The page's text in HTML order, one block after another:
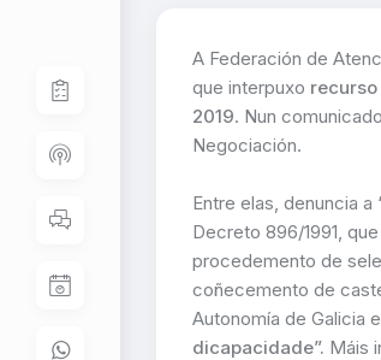
A Federación de
que interpuxo
2019. Nun
Negociación.
Entre elas, denuncia
Decreto 896/1991,
procedemento de
coñecemento de
Autonomía de Galicia
dicapacidade”. Máis